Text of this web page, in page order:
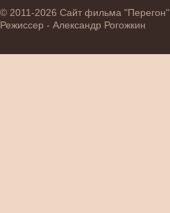
© 2011-2026 Сайт фильма "Перегон"
Режиссер - Александр Рогожкин